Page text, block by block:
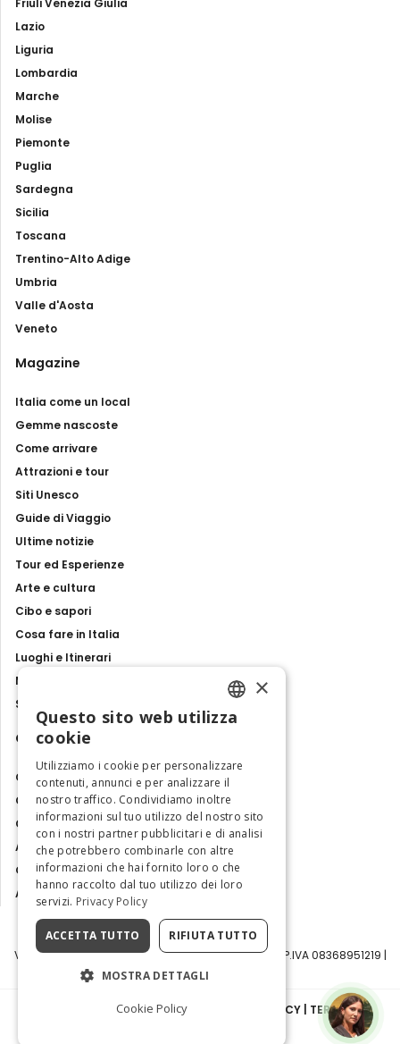
Friuli Venezia Giulia
Lazio
Liguria
Lombardia
Marche
Molise
Piemonte
Puglia
Sardegna
Sicilia
Toscana
Trentino-Alto Adige
Umbria
Valle d'Aosta
Veneto
Magazine
Italia come un local
Gemme nascoste
Come arrivare
Attrazioni e tour
Siti Unesco
Guide di Viaggio
Ultime notizie
Tour ed Esperienze
Arte e cultura
Cibo e sapori
Cosa fare in Italia
Luoghi e Itinerari
Mostre, eventi e spettacoli
Storie e tradizioni
Contatti
Chi siamo
Collabora con noi
Contatti
Ambasciatrice dell'Eccellenza
Osservatorio Turismo
Area Riservata
Visit Italy Srl | Via Filippo Argelati, 10, 20143 Milano | P.IVA 08368951219 |
INFORMATIVA SULLA PRIVACY COOKIE POLICY| TERMINI E
ENGLISH
ITALIAN
×
Questo sito web utilizza
cookie
Utilizziamo i cookie per personalizzare
contenuti, annunci e per analizzare il
nostro traffico. Condividiamo inoltre
informazioni sul tuo utilizzo del nostro sito
con i nostri partner pubblicitari e di analisi
che potrebbero combinarle con altre
informazioni che hai fornito loro o che
hanno raccolto dal tuo utilizzo dei loro
servizi. Privacy Policy
ACCETTA TUTTO RIFIUTA TUTTO
MOSTRA DETTAGLI
Cookie Policy